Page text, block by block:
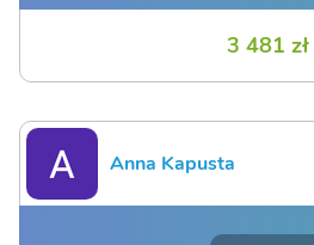
3 481 zł
Anna Kapusta